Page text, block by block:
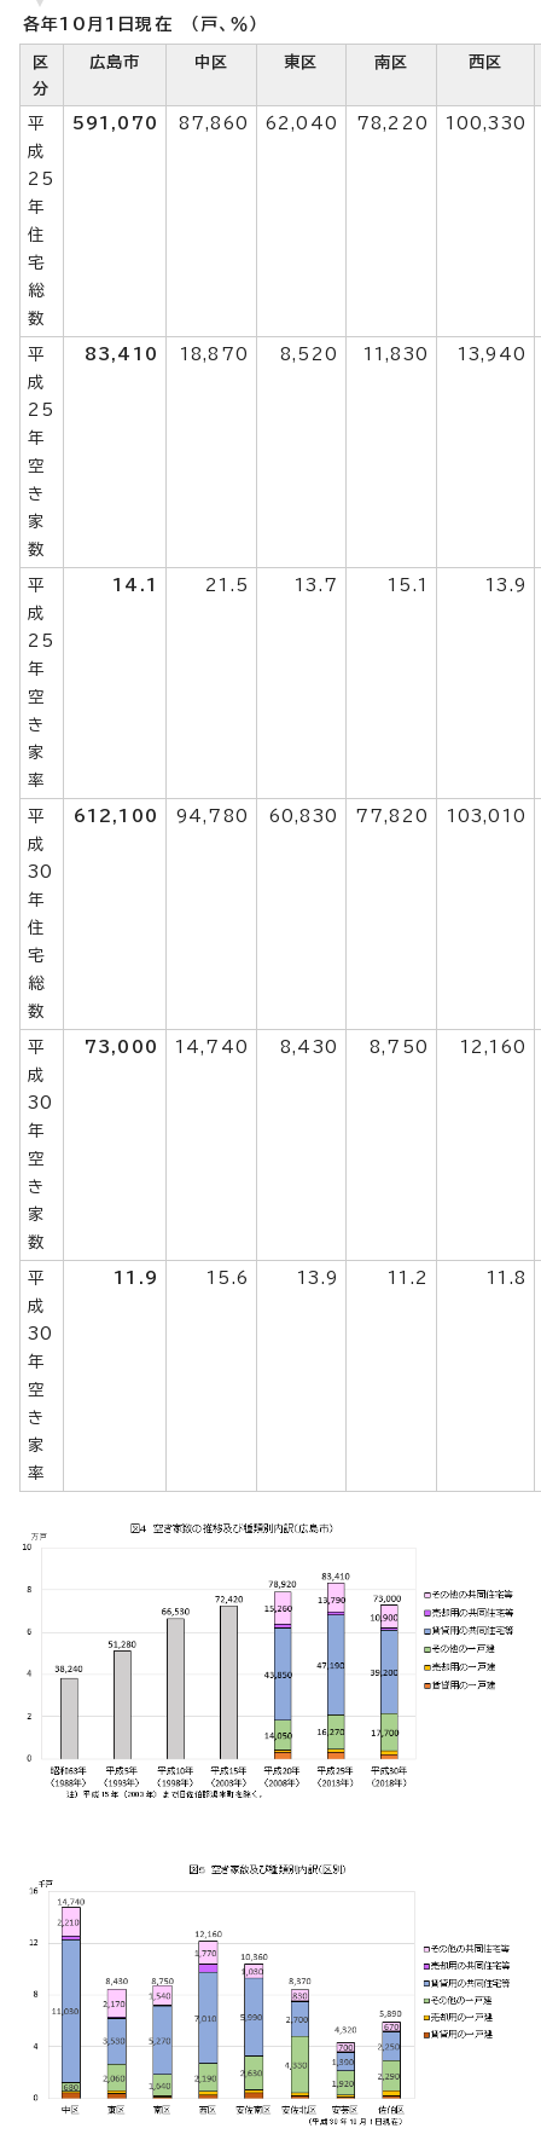
各年10月1日現在 （戸、％）
区
分
広島市 中区 東区 南区 西区
平
成
25
年
住
宅
総
数
591,070 87,860 62,040 78,220 100,330
平
成
25
年
空
き
家
数
83,410 18,870 8,520 11,830 13,940
平
成
25
年
空
き
家
率
14.1 21.5 13.7 15.1 13.9
平
成
30
年
住
宅
総
数
612,100 94,780 60,830 77,820 103,010
平
成
30
年
空
き
家
数
73,000 14,740 8,430 8,750 12,160
平
成
30
年
空
き
家
率
11.9 15.6 13.9 11.2 11.8